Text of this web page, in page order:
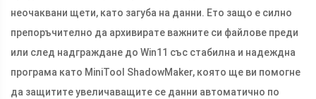
неочаквани щети, като загуба на данни. Ето защо е силно
препоръчително да архивирате важните си файлове преди
или след надграждане до Win11 със стабилна и надеждна
програма като MiniTool ShadowMaker, която ще ви помогне
да защитите увеличаващите се данни автоматично по